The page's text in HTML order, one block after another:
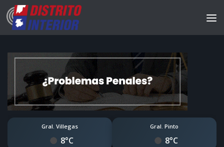
Gral. Villegas
8°C
Gral. Pinto
8°C